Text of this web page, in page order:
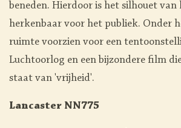
beneden. Hierdoor is het silhouet van
herkenbaar voor het publiek. Onder
ruimte voorzien voor een
Luchtoorlog en een bijzondere film
staat van 'vrijheid'.
Lancaster NN775